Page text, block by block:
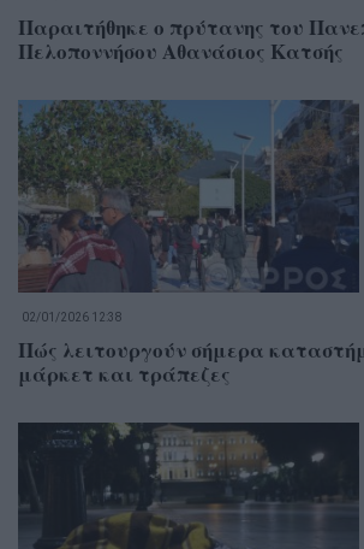
Παραιτήθηκε ο πρύτανης του
Πελοποννήσου Αθανάσιος Κατσής
02/01/2026 12:38
Πώς λειτουργούν σήμερα
μάρκετ και τράπεζες